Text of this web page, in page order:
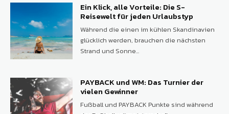
Ein Klick, alle Vorteile: Die S-
Reisewelt für jeden Urlaubstyp
Während die einen im kühlen Skandinavien
glücklich werden, brauchen die nächsten
Strand und Sonne...
PAYBACK und WM: Das Turnier der
vielen Gewinner
Fußball und PAYBACK Punkte sind während